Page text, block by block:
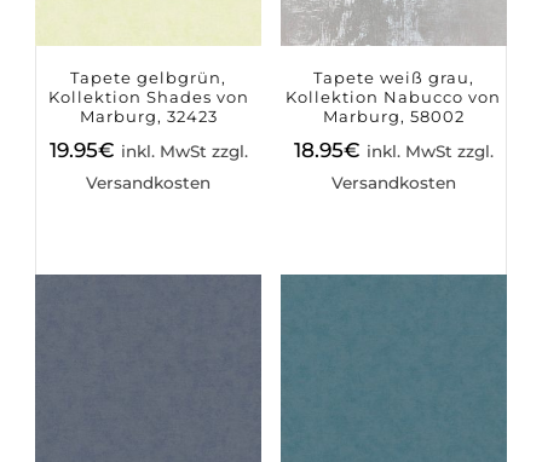
Tapete gelbgrün,
Kollektion Shades von
Marburg, 32423
19.95€ inkl. MwSt zzgl.
Versandkosten
Tapete weiß grau,
Kollektion Nabucco von
Marburg, 58002
18.95€ inkl. MwSt zzgl.
Versandkosten